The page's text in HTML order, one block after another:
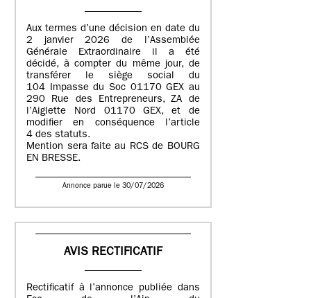
Aux termes d’une décision en date du
2 janvier 2026 de l’Assemblée
Générale Extraordinaire il a été
décidé, à compter du même jour, de
transférer le siège social du
104 Impasse du Soc 01170 GEX au
290 Rue des Entrepreneurs, ZA de
l’Aiglette Nord 01170 GEX, et de
modifier en conséquence l’article
4 des statuts.
Mention sera faite au RCS de BOURG
EN BRESSE.
Annonce parue le 30/07/2026
AVIS RECTIFICATIF
Rectificatif à l’annonce publiée dans